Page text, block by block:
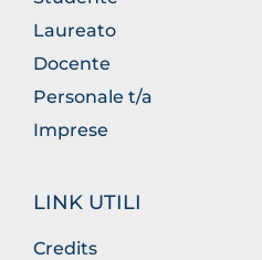
Laureato
Docente
Personale t/a
Imprese
LINK UTILI
Credits